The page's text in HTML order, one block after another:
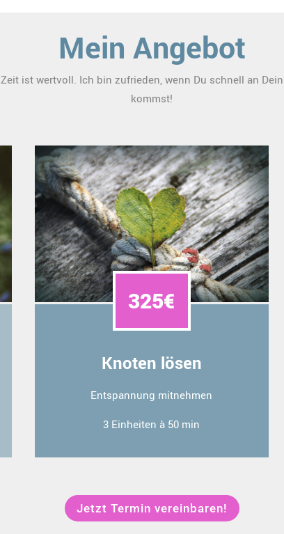
Mein Angebot
Zeit ist wertvoll. Ich bin zufrieden, wenn Du schnell an
kommst!
325€
Knoten lösen
Entspannung mitnehmen
3 Einheiten à 50 min
Jetzt Termin vereinbaren!